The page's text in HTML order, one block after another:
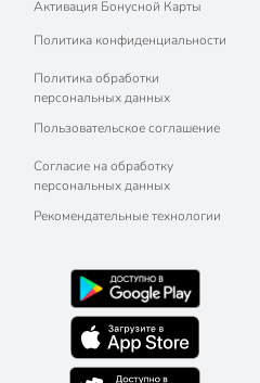
Активация Бонусной Карты
Политика конфиденциальности
Политика обработки
персональных данных
Пользовательское соглашение
Согласие на обработку
персональных данных
Рекомендательные технологии